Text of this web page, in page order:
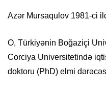
Azər Mursaqulov 1981-ci
O, Türkiyənin Boğaziçi
Corciya Universitetində
doktoru (PhD) elmi